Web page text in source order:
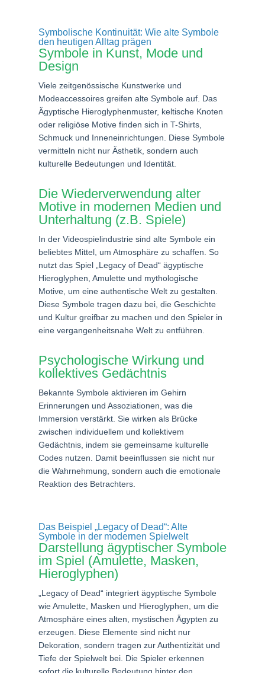
Symbolische Kontinuität: Wie alte Symbole
den heutigen Alltag prägen
Symbole in Kunst, Mode und
Design
Viele zeitgenössische Kunstwerke und
Modeaccessoires greifen alte Symbole auf. Das
Ägyptische Hieroglyphenmuster, keltische Knoten
oder religiöse Motive finden sich in T-Shirts,
Schmuck und Inneneinrichtungen. Diese Symbole
vermitteln nicht nur Ästhetik, sondern auch
kulturelle Bedeutungen und Identität.
Die Wiederverwendung alter
Motive in modernen Medien und
Unterhaltung (z.B. Spiele)
In der Videospielindustrie sind alte Symbole ein
beliebtes Mittel, um Atmosphäre zu schaffen. So
nutzt das Spiel „Legacy of Dead“ ägyptische
Hieroglyphen, Amulette und mythologische
Motive, um eine authentische Welt zu gestalten.
Diese Symbole tragen dazu bei, die Geschichte
und Kultur greifbar zu machen und den Spieler in
eine vergangenheitsnahe Welt zu entführen.
Psychologische Wirkung und
kollektives Gedächtnis
Bekannte Symbole aktivieren im Gehirn
Erinnerungen und Assoziationen, was die
Immersion verstärkt. Sie wirken als Brücke
zwischen individuellem und kollektivem
Gedächtnis, indem sie gemeinsame kulturelle
Codes nutzen. Damit beeinflussen sie nicht nur
die Wahrnehmung, sondern auch die emotionale
Reaktion des Betrachters.
Das Beispiel „Legacy of Dead“: Alte
Symbole in der modernen Spielwelt
Darstellung ägyptischer Symbole
im Spiel (Amulette, Masken,
Hieroglyphen)
„Legacy of Dead“ integriert ägyptische Symbole
wie Amulette, Masken und Hieroglyphen, um die
Atmosphäre eines alten, mystischen Ägypten zu
erzeugen. Diese Elemente sind nicht nur
Dekoration, sondern tragen zur Authentizität und
Tiefe der Spielwelt bei. Die Spieler erkennen